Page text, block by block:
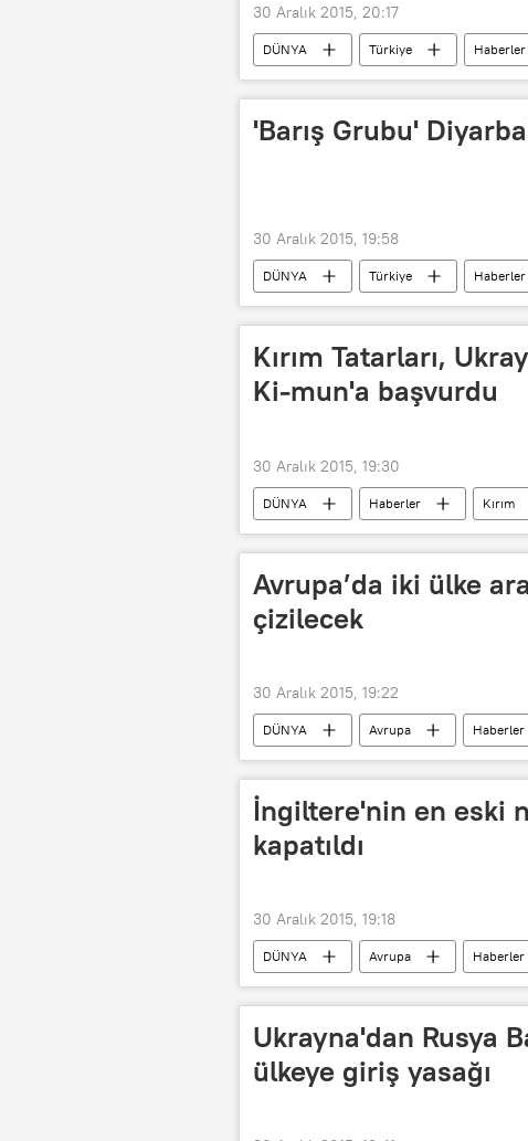
30 Aralık 2015, 20:17
DÜNYA Türkiye Haberler
'Barış Grubu'
30 Aralık 2015, 19:58
DÜNYA Türkiye Haberler
Türkan Elçi
Gülseren Onanç
Kırım Tatarları,
Ki-mun'a başvurdu
30 Aralık 2015, 19:30
DÜNYA Haberler Kırım
Ban Ki Mun
BM abluka
Avrupa’da iki ülke
çizilecek
30 Aralık 2015, 19:22
DÜNYA Avrupa Haberler
İngiltere'nin en eski
kapatıldı
30 Aralık 2015, 19:18
DÜNYA Avrupa Haberler
Ukrayna'dan Rusya
ülkeye giriş yasağı